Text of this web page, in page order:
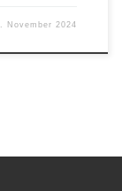
November 2024